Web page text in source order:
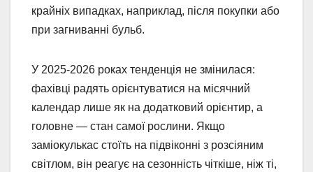
крайніх випадках, наприклад, після покупки або
при загниванні бульб.
У 2025-2026 роках тенденція не змінилася:
фахівці радять орієнтуватися на місячний
календар лише як на додатковий орієнтир, а
головне — стан самої рослини. Якщо
заміокулькас стоїть на підвіконні з розсіяним
світлом, він реагує на сезонність чіткіше, ніж ті,